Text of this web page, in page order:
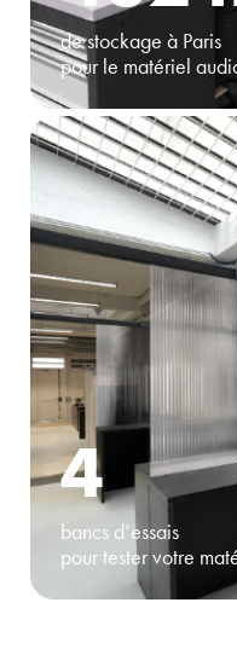
de stockage à Paris
pour le matériel
4
bancs d’essais
pour tester votre